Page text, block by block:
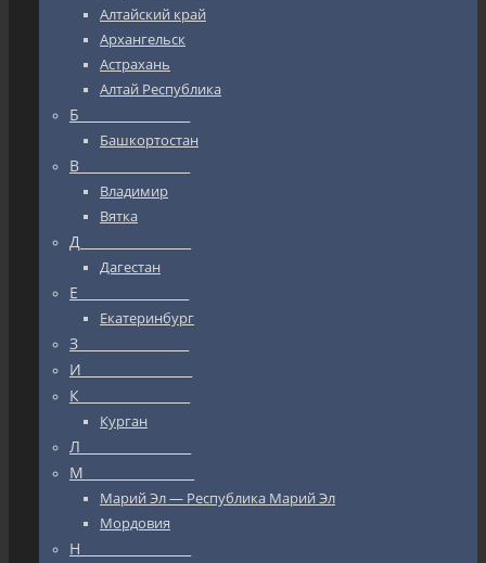
Алтайский край
Архангельск
Астрахань
Алтай Республика
Б_________________
Башкортостан
В_________________
Владимир
Вятка
Д_________________
Дагестан
Е_________________
Екатеринбург
З_________________
И_________________
К_________________
Курган
Л_________________
М_________________
Марий Эл — Республика Марий Эл
Мордовия
Н_________________